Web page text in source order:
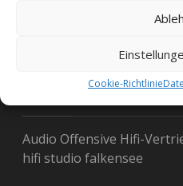
Cookie-Richtlinie
Audio Offensive Hifi-
hifi studio falkensee